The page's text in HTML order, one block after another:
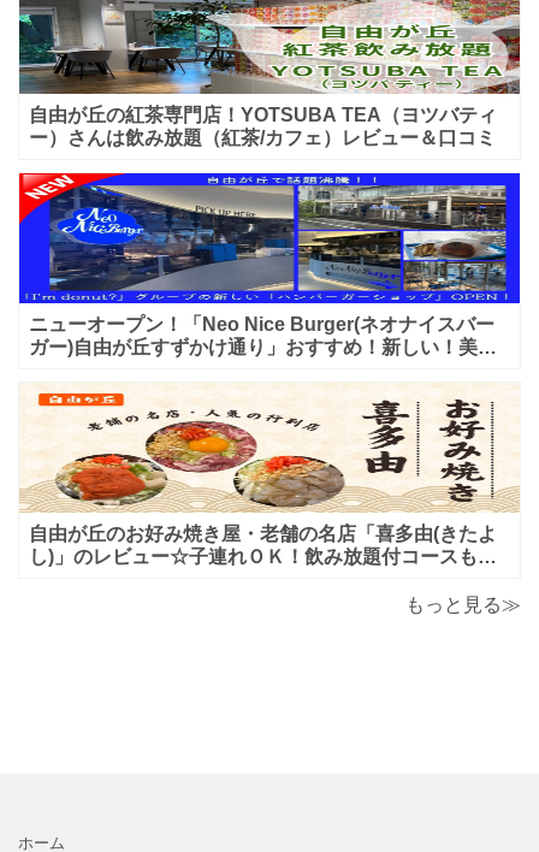
自由が丘の紅茶専門店！YOTSUBA TEA（ヨツバティ
ー）さんは飲み放題（紅茶/カフェ）レビュー＆口コミ
ニューオープン！「Neo Nice Burger(ネオナイスバー
ガー)自由が丘すずかけ通り」おすすめ！新しい！美味
自由が丘のお好み焼き屋・老舗の名店「喜多由(きたよ
し)」のレビュー☆子連れＯＫ！飲み放題付コースも！
もっと見る≫
ホーム